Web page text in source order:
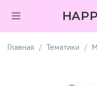
Главная Тематики